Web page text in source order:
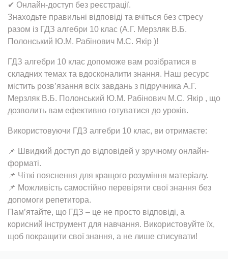
✔ Онлайн-доступ без реєстрації.
Знаходьте правильні відповіді та вчіться без стресу
разом із ГДЗ алгебри 10 клас (А.Г. Мерзляк В.Б.
Полонський Ю.М. Рабінович М.С. Якір )!
ГДЗ алгебри 10 клас допоможе вам розібратися в
складних темах та вдосконалити знання. Наш ресурс
містить розв’язання всіх завдань з підручника А.Г.
Мерзляк В.Б. Полонський Ю.М. Рабінович М.С. Якір , що
дозволить вам ефективно готуватися до уроків.
Використовуючи ГДЗ алгебри 10 клас, ви отримаєте:
📌 Швидкий доступ до відповідей у зручному онлайн-
форматі.
📌 Чіткі пояснення для кращого розуміння матеріалу.
📌 Можливість самостійно перевіряти свої знання без
допомоги репетитора.
Пам’ятайте, що ГДЗ – це не просто відповіді, а
корисний інструмент для навчання. Використовуйте їх,
щоб покращити свої знання, а не лише списувати!